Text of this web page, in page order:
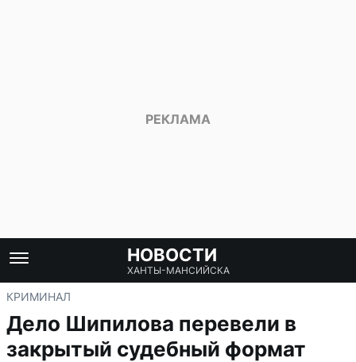
НОВОСТИ
ХАНТЫ-МАНСИЙСКА
КРИМИНАЛ
Дело Шипилова перевели в
закрытый судебный формат